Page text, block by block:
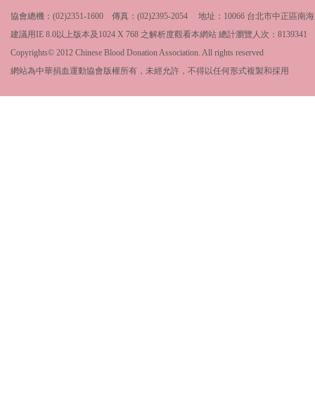
協會總機：(02)2351-1600 傳真：(02)2395-2054 地址：10066 台北市中正區南
建議用IE 8.0以上版本及1024 X 768 之解析度觀看本網站 總計瀏覽人次： 8139341
Copyrights© 2012 Chinese Blood Donation Association. All rights reserved
網站為中華捐血運動協會版權所有，未經允許，不得以任何形式複製和採用